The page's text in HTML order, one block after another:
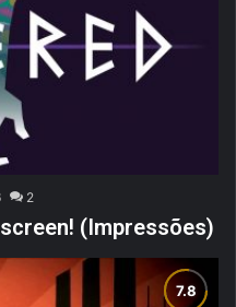
2
(Impressões)